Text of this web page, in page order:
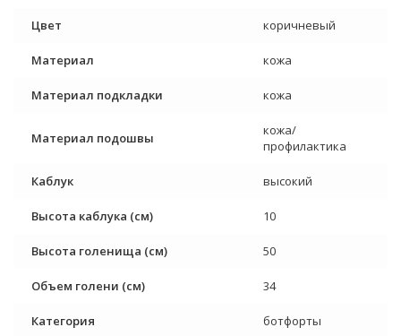
Цвет коричневый
Материал кожа
Материал подкладки кожа
Материал подошвы
кожа/
профилактика
Каблук высокий
Высота каблука (см) 10
Высота голенища (см) 50
Объем голени (см) 34
Категория ботфорты